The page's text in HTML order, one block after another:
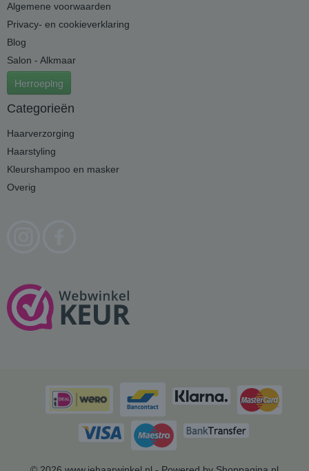
Algemene voorwaarden
Privacy- en cookieverklaring
Blog
Salon - Alkmaar
Herroeping
Categorieën
Haarverzorging
Haarstyling
Kleurshampoo en masker
Overig